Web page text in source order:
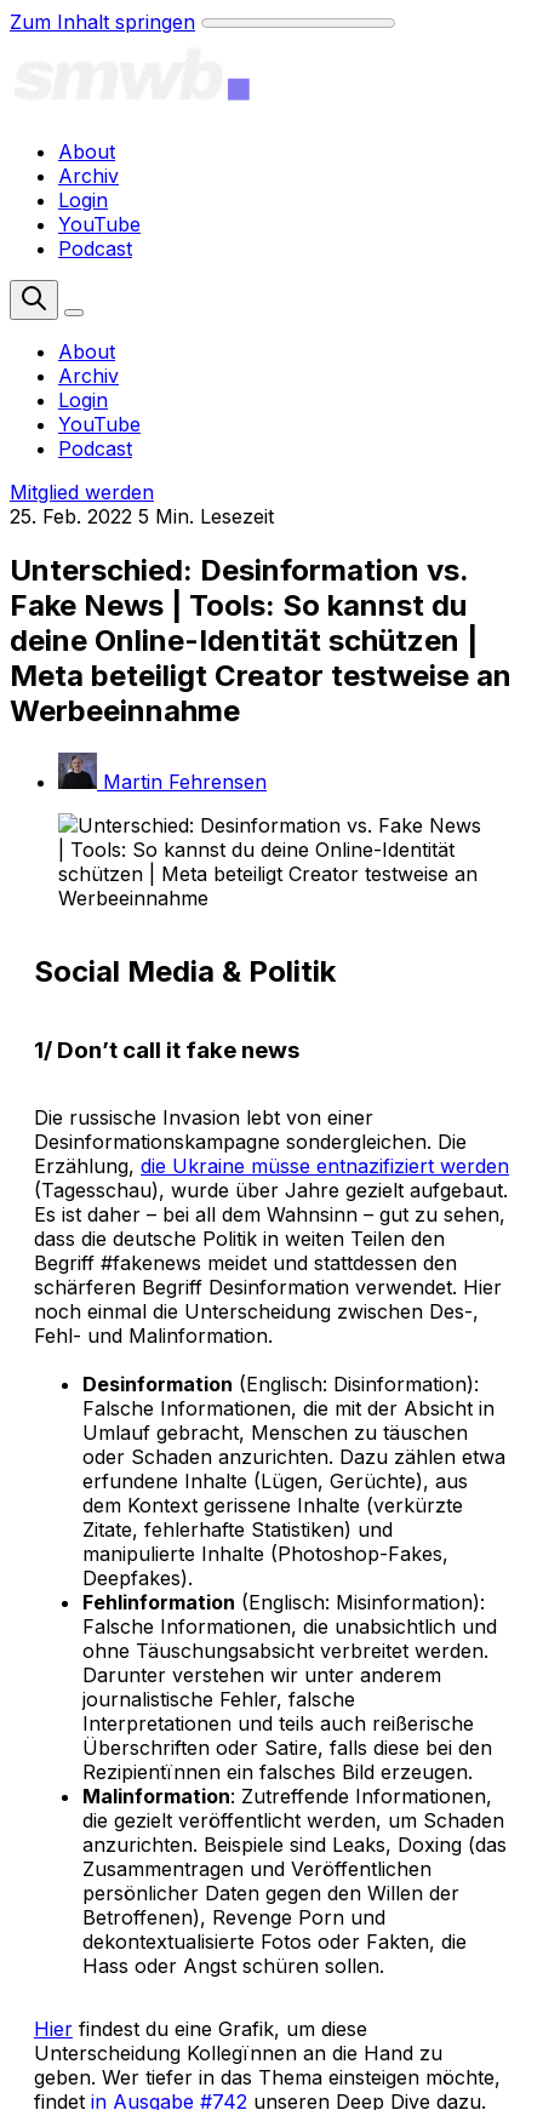
Zum Inhalt springen
About
Archiv
Login
YouTube
Podcast
About
Archiv
Login
YouTube
Podcast
Mitglied werden
25. Feb. 2022 5 Min. Lesezeit
Unterschied: Desinformation vs.
Fake News | Tools: So kannst du
deine Online-Identität schützen |
Meta beteiligt Creator testweise an
Werbeeinnahme
Martin Fehrensen
Social Media & Politik
1/ Don’t call it fake news
Die russische Invasion lebt von einer
Desinformationskampagne sondergleichen. Die
Erzählung, die Ukraine müsse entnazifiziert werden
(Tagesschau), wurde über Jahre gezielt aufgebaut.
Es ist daher – bei all dem Wahnsinn – gut zu sehen,
dass die deutsche Politik in weiten Teilen den
Begriff #fakenews meidet und stattdessen den
schärferen Begriff Desinformation verwendet. Hier
noch einmal die Unterscheidung zwischen Des-,
Fehl- und Malinformation.
Desinformation (Englisch: Disinformation):
Falsche Informationen, die mit der Absicht in
Umlauf gebracht, Menschen zu täuschen
oder Schaden anzurichten. Dazu zählen etwa
erfundene Inhalte (Lügen, Gerüchte), aus
dem Kontext gerissene Inhalte (verkürzte
Zitate, fehlerhafte Statistiken) und
manipulierte Inhalte (Photoshop-Fakes,
Deepfakes).
Fehlinformation (Englisch: Misinformation):
Falsche Informationen, die unabsichtlich und
ohne Täuschungsabsicht verbreitet werden.
Darunter verstehen wir unter anderem
journalistische Fehler, falsche
Interpretationen und teils auch reißerische
Überschriften oder Satire, falls diese bei den
Rezipientïnnen ein falsches Bild erzeugen.
Malinformation: Zutreffende Informationen,
die gezielt veröffentlicht werden, um Schaden
anzurichten. Beispiele sind Leaks, Doxing (das
Zusammentragen und Veröffentlichen
persönlicher Daten gegen den Willen der
Betroffenen), Revenge Porn und
dekontextualisierte Fotos oder Fakten, die
Hass oder Angst schüren sollen.
Hier findest du eine Grafik, um diese
Unterscheidung Kollegïnnen an die Hand zu
geben. Wer tiefer in das Thema einsteigen möchte,
findet in Ausgabe #742 unseren Deep Dive dazu.